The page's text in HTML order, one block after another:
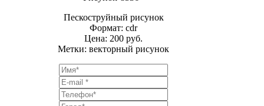
Пескоструйный рисунок
Формат: cdr
Цена: 200 руб.
Метки: векторный рисунок